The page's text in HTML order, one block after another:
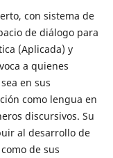
con sistema de
de diálogo para
(Aplicada) y
a quienes
en sus
como lengua en
discursivos. Su
al desarrollo de
de sus